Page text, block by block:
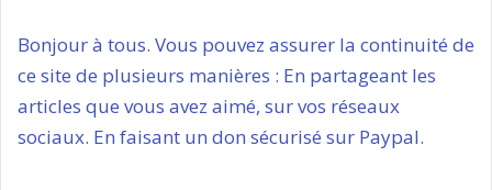
Bonjour à tous. Vous pouvez assurer la continuité de
ce site de plusieurs manières : En partageant les
articles que vous avez aimé, sur vos réseaux
sociaux. En faisant un don sécurisé sur Paypal.